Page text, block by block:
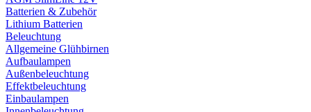
Batterien & Zubehör
Lithium Batterien
Beleuchtung
Allgemeine Glühbirnen
Aufbaulampen
Außenbeleuchtung
Effektbeleuchtung
Einbaulampen